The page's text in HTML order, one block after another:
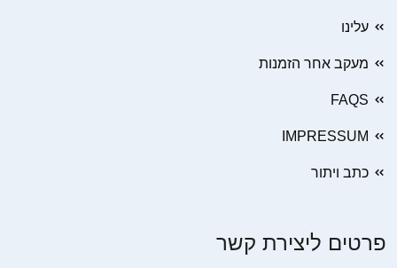
עלינו
מעקב אחר הזמנות
FAQS
IMPRESSUM
כתב ויתור
פרטים ליצירת קשר